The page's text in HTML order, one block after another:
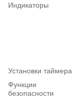
Индикаторы
Установки таймера
Функции
безопасности